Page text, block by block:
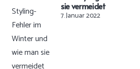
sie vermeidet
7. Januar 2022